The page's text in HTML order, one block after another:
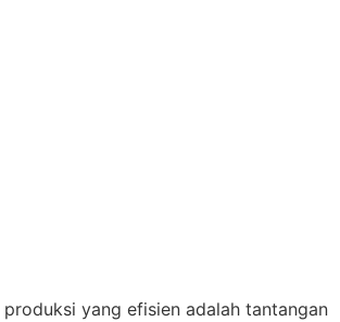
yang efisien adalah tantangan